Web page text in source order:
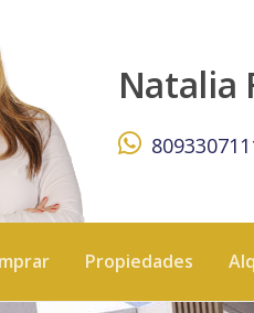
Natalia
Propiedades
en White Sands con